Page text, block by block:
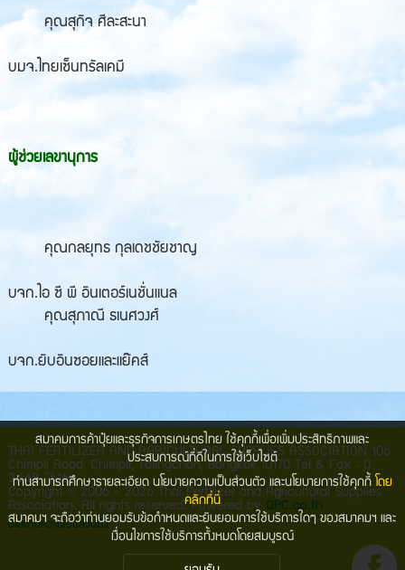
คุณสุกิจ ศีละสะนา
บมจ.ไทยเซ็นทรัลเคมี
ผู้ช่วยเลขานุการ
คุณกลยุทธ กุลเดชชัยชาญ
บจก.ไอ ซี พี อินเตอร์เนชั่นแนล
คุณสุภาณี ธเนศวงศ์
บจก.ยิบอินซอยและแย๊คส์
THAI FERTILIZER AND AGRICULTURAL SUPPLIES ASSOCIATION 106
Chimpli Road, Chimpli, Talingchan, Bangkok.10170 Tel & Fax : 0
2448 7616
Copyright
©
2006 - 2026 Thai Fertilizer and Agricultural Supplies
Association. All rights reserved. Powered by QPC.co.th
นโยบายความเป็นส่วนตัว
สมาคมการค้าปุ๋ยและธุรกิจการเกษตรไทย ใช้คุกกี้เพื่อเพิ่มประสิทธิภาพและ
ประสบการณ์ที่ดีในการใช้เว็บไซต์
ท่านสามารถศึกษารายละเอียด นโยบายความเป็นส่วนตัว และนโยบายการใช้คุกกี้ โดย
คลิกที่นี่
สมาคมฯ จะถือว่าท่านยอมรับข้อกำหนดและยินยอมการใช้บริการใดๆ ของสมาคมฯ และ
เงื่อนไขการใช้บริการทั้งหมดโดยสมบูรณ์